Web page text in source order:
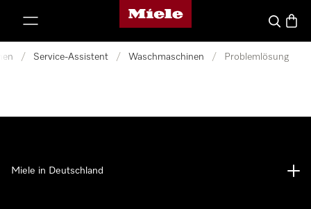
Miele-Homepage
Suche
/ Service-Assistent / Waschmaschinen / Problemlösung
Miele in Deutschland